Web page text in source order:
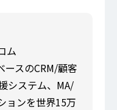
ム
ースのCRM/顧客
システム、MA/
ョンを世界15万